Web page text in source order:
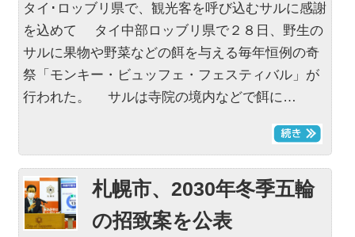
タイ･ロッブリ県で、観光客を呼び込むサルに感謝
を込めて タイ中部ロッブリ県で２８日、野生の
サルに果物や野菜などの餌を与える毎年恒例の奇
祭「モンキー・ビュッフェ・フェスティバル」が
行われた。 サルは寺院の境内などで餌に…
札幌市、2030年冬季五輪
の招致案を公表